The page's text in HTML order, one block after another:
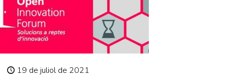
19 de juliol de 2021